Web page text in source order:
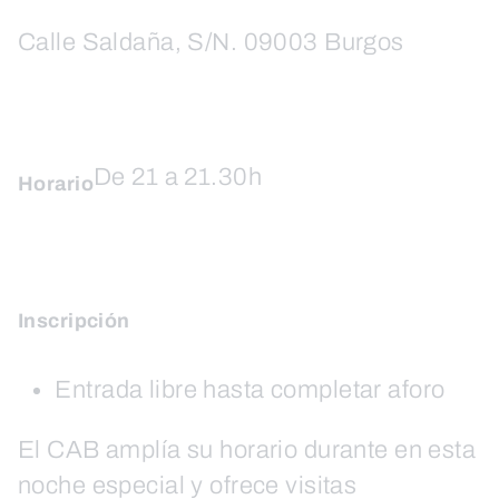
Calle Saldaña, S/N. 09003 Burgos
HorarioDe 21 a 21.30h
Inscripción
Entrada libre hasta completar aforo
El CAB amplía su horario durante en esta
noche especial y ofrece visitas